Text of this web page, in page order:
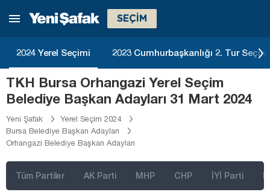
SEÇİM
2024 Yerel Seçimi 2023 Cumhurbaşkanlığı 2. Tur
TKH Bursa Orhangazi Yerel Seçim
Belediye Başkan Adayları 31 Mart 2024
Yeni Şafak
Yerel Seçim 2024
Bursa Belediye Başkan Adayları
Orhangazi Belediye Başkan Adayları
Tüm Partiler AK Parti MHP CHP İYİ Parti
Balıkesir
Bayburt
Bilecik
Bingöl
Bitlis
Burdur